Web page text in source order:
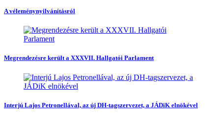
A véleménynyilvánításról
Megrendezésre került a XXXVII. Hallgatói Parlament
Interjú Lajos Petronellával, az új DH-tagszervezet, a JÁDiK elnökével